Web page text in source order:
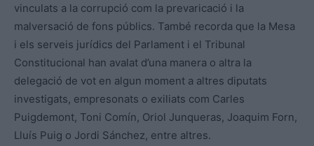
vinculats a la corrupció com la prevaricació i la
malversació de fons públics. També recorda que la Mesa
i els serveis jurídics del Parlament i el Tribunal
Constitucional han avalat d’una manera o altra la
delegació de vot en algun moment a altres diputats
investigats, empresonats o exiliats com Carles
Puigdemont, Toni Comín, Oriol Junqueras, Joaquim Forn,
Lluís Puig o Jordi Sánchez, entre altres.